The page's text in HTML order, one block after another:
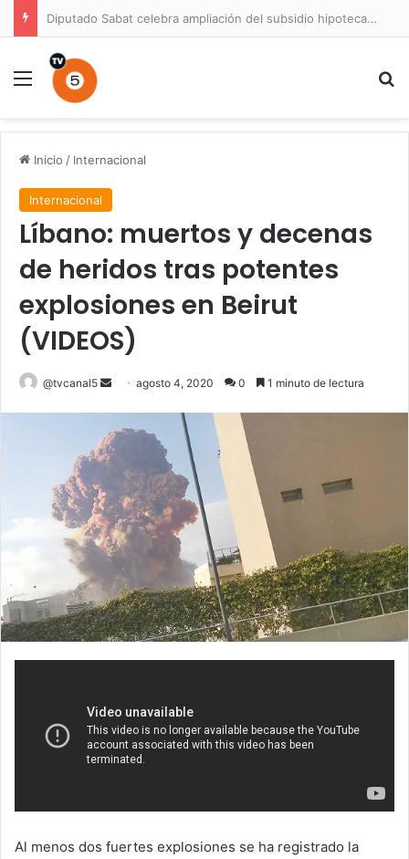
Prisión preventiva para conductor por atropello múltiple con resultado de muerte en La Unión
Menú
Inicio / Internacional
Internacional
Líbano: muertos y decenas
de heridos tras potentes
explosiones en Beirut
(VIDEOS)
@tvcanal5
Send
email
agosto 4, 2020 0 1 minuto de lectura
Al menos dos fuertes explosiones se ha registrado la